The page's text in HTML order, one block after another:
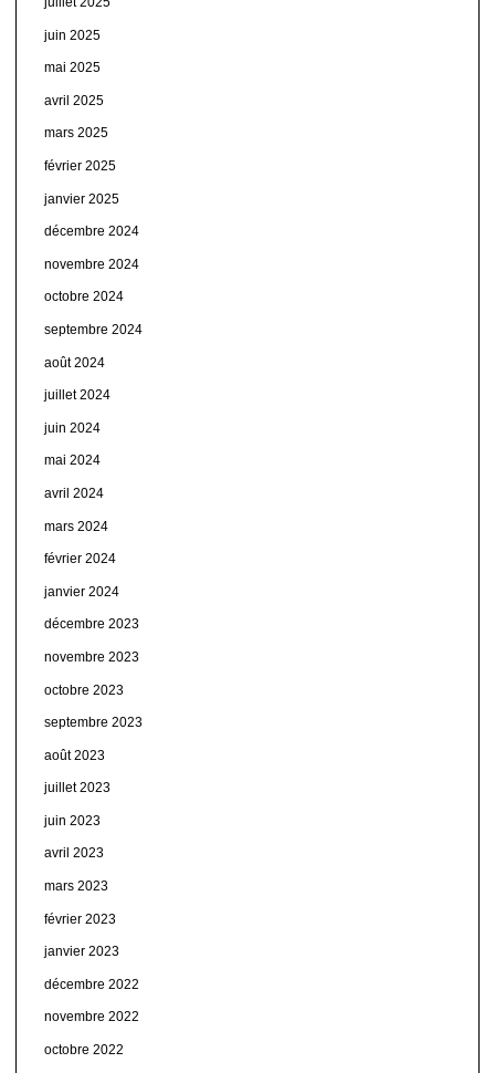
juin 2025
mai 2025
avril 2025
mars 2025
février 2025
janvier 2025
décembre 2024
novembre 2024
octobre 2024
septembre 2024
août 2024
juillet 2024
juin 2024
mai 2024
avril 2024
mars 2024
février 2024
janvier 2024
décembre 2023
novembre 2023
octobre 2023
septembre 2023
août 2023
juillet 2023
juin 2023
avril 2023
mars 2023
février 2023
janvier 2023
décembre 2022
novembre 2022
octobre 2022